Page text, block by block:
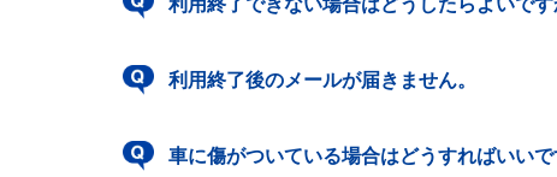
利用終了できない場合はどうしたらよいです
利用終了後のメールが届きません。
車に傷がついている場合はどうすればいい